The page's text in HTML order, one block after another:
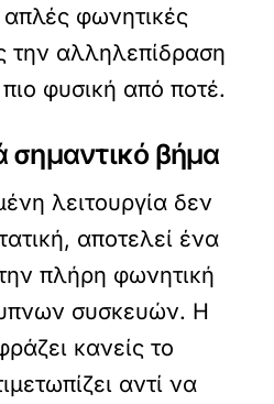
φωνητικές
την αλληλεπίδραση
φυσική από ποτέ.
σημαντικό βήμα
λειτουργία δεν
αποτελεί ένα
πλήρη φωνητική
συσκευών. Η
κανείς το
αντί να